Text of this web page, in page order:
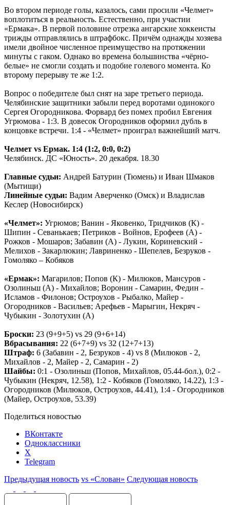
Во втором периоде голы, казалось, сами просили «Челмет»
воплотиться в реальность. Естественно, при участии
«Ермака». В первой половине отрезка ангарские хоккеисты
трижды отправлялись в штрафбокс. Причём однажды хозяева
имели двойное численное преимущество на протяжении
минуты с гаком. Однако во времена большинства «чёрно-
белые» не смогли создать и подобие голевого момента. Ко
второму перерыву те же 1:2.
Вопрос о победителе был снят на заре третьего периода.
Челябинские защитники забыли перед воротами одинокого
Сергея Огородникова. Форвард без помех пробил Евгения
Угрюмова - 1:3. В довесок Огородников оформил дубль в
концовке встречи. 1:4 - «Челмет» проиграл важнейший матч.
Челмет vs Ермак. 1:4 (1:2, 0:0, 0:2)
Челябинск. ДС «Юность». 20 декабря. 18.30
Главные судьи: Андрей Батурин (Тюмень) и Иван Шмаков
(Мытищи)
Линейные судьи: Вадим Аверченко (Омск) и Владислав
Кеслер (Новосибирск)
«Челмет»: Угрюмов; Ванин - Яковенко, Тридчиков (К) -
Шипин - Севанькаев; Петриков - Войнов, Ерофеев (А) -
Рожков - Мошаров; Забавин (А) - Лукин, Кориневский -
Мелихов - Закарлюкин; Лавриненко - Шепелев, Безруков -
Гомоляко – Кобяков
«Ермак»: Магарилов; Попов (К) - Милюков, Мансуров -
Озолиньш (А) - Михайлов; Воронин - Самарин, Федин -
Исламов - Филонов; Остроухов - Рыбалко, Майер -
Огородников - Васильев; Арефьев - Марыгин, Некряч -
Чубыкин - Золотухин (А)
Броски: 23 (9+9+5) vs 29 (9+6+14)
Вбрасывания: 22 (6+7+9) vs 32 (12+7+13)
Штраф: 6 (Забавин - 2, Безруков - 4) vs 8 (Милюков - 2,
Михайлов - 2, Майер - 2, Самарин - 2)
Шайбы: 0:1 - Озолиньш (Попов, Михайлов, 05.44-бол.), 0:2 -
Чубыкин (Некряч, 12.58), 1:2 - Кобяков (Гомоляко, 14.22), 1:3 -
Огородников (Милюков, Остроухов, 44.41), 1:4 - Огородников
(Майер, Остроухов, 53.39)
Поделиться новостью
ВКонтакте
Одноклассники
X
Telegram
Предыдущая новость vs «Слован» Следующая новость